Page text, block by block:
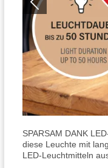
‎SPARSAM DANK
diese Leuchte mit
LED-Leuchtmitteln